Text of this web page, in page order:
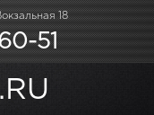
18
51